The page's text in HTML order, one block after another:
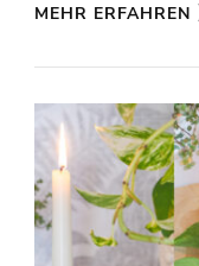
MEHR ERFAHREN